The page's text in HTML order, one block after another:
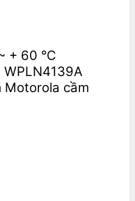
+ 60 °C
Motorola cầm